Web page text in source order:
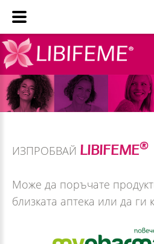
ИЗПРОБВАЙ LIBIFEME®
Може да поръчате
близката аптека или да ги